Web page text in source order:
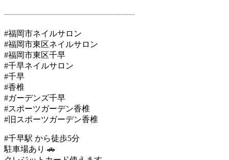
┈┈┈┈┈┈┈┈┈┈┈┈┈┈┈┈
#福岡市ネイルサロン
#福岡市東区ネイルサロン
#福岡市東区千早
#千早ネイルサロン
#千早
#香椎
#ガーデンズ千早
#スポーツガーデン香椎
#旧スポーツガーデン香椎
#千早駅 から徒歩5分
駐車場あり 🚗